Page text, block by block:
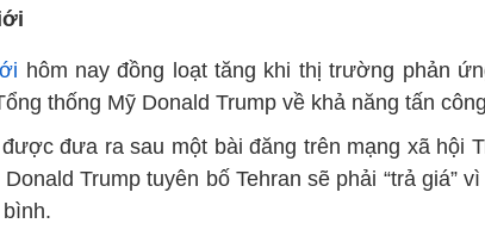
hôm nay đồng loạt tăng khi thị trường phản
thống Mỹ Donald Trump về khả năng tấn
đưa ra sau một bài đăng trên mạng xã hội
Trump tuyên bố Tehran sẽ phải “trả giá”